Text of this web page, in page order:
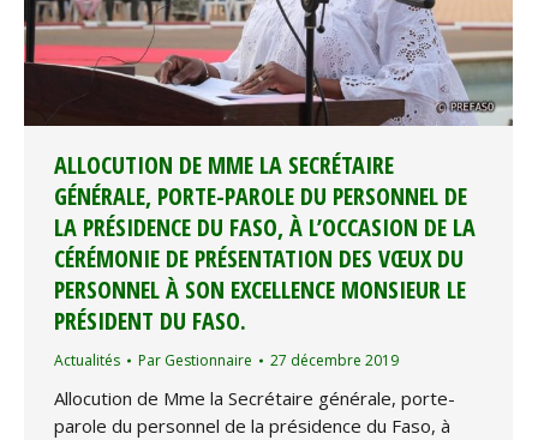
ALLOCUTION DE MME LA SECRÉTAIRE
GÉNÉRALE, PORTE-PAROLE DU PERSONNEL DE
LA PRÉSIDENCE DU FASO, À L’OCCASION DE LA
CÉRÉMONIE DE PRÉSENTATION DES VŒUX DU
PERSONNEL À SON EXCELLENCE MONSIEUR LE
PRÉSIDENT DU FASO.
Actualités Par Gestionnaire 27 décembre 2019
Allocution de Mme la Secrétaire générale, porte-
parole du personnel de la présidence du Faso, à